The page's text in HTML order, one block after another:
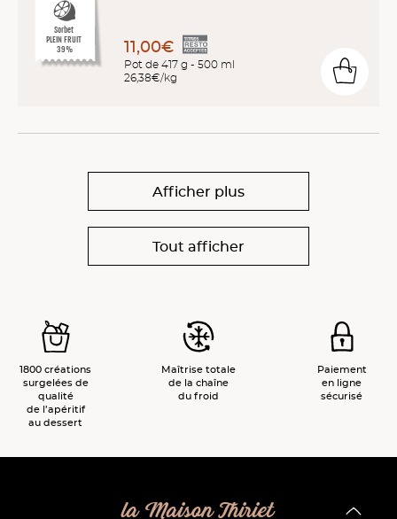
Sorbet
PLEIN FRUIT
39%
11,00€
Pot de 417 g - 500 ml
26,38€/kg
Afficher plus
Tout afficher
1800 créations
surgelées de
qualité
de l’apéritif
au dessert
Maîtrise totale
de la chaîne
du froid
Paiement
en ligne
sécurisé
la Maison Thiriet